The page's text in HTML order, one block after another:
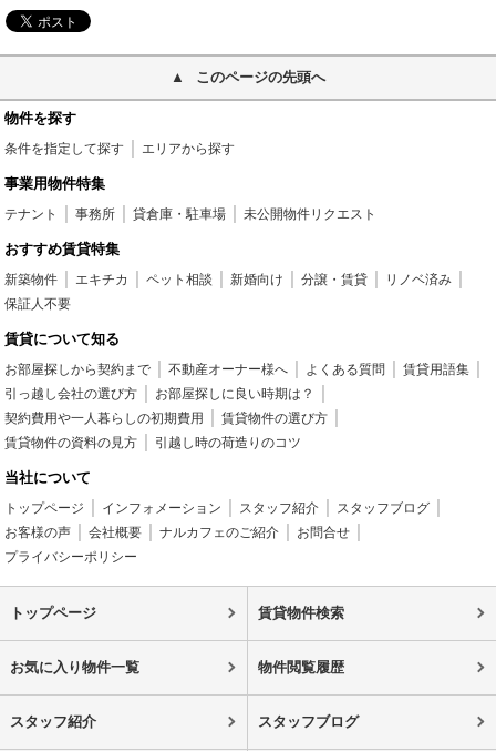
このページの先頭へ
物件を探す
条件を指定して探す エリアから探す
事業用物件特集
テナント 事務所 貸倉庫・駐車場 未公開物件リクエスト
おすすめ賃貸特集
新築物件 エキチカ ペット相談 新婚向け 分譲・賃貸
リノベ済み
保証人不要
賃貸について知る
お部屋探しから契約まで 不動産オーナー様へ よくある質問
賃貸用語集
引っ越し会社の選び方
お部屋探しに良い時期は？
契約費用や一人暮らしの初期費用
賃貸物件の選び方
賃貸物件の資料の見方
引越し時の荷造りのコツ
当社について
トップページ インフォメーション スタッフ紹介
スタッフブログ
お客様の声
会社概要 ナルカフェのご紹介
お問合せ
プライバシーポリシー
トップページ 賃貸物件検索
お気に入り物件一覧 物件閲覧履歴
スタッフ紹介 スタッフブログ